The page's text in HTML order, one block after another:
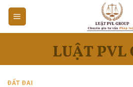
Bỏ
qua
nội
ĐẤT ĐAI